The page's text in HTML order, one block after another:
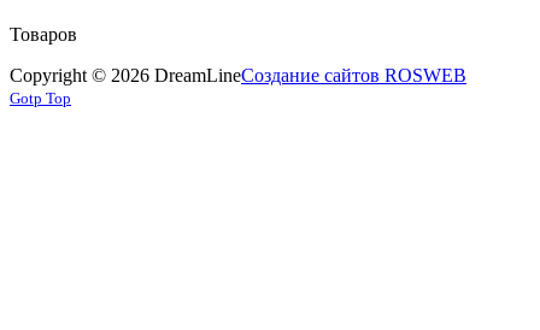
Товаров
Copyright © 2026 DreamLineСоздание сайтов ROSWEB
Gotp Top